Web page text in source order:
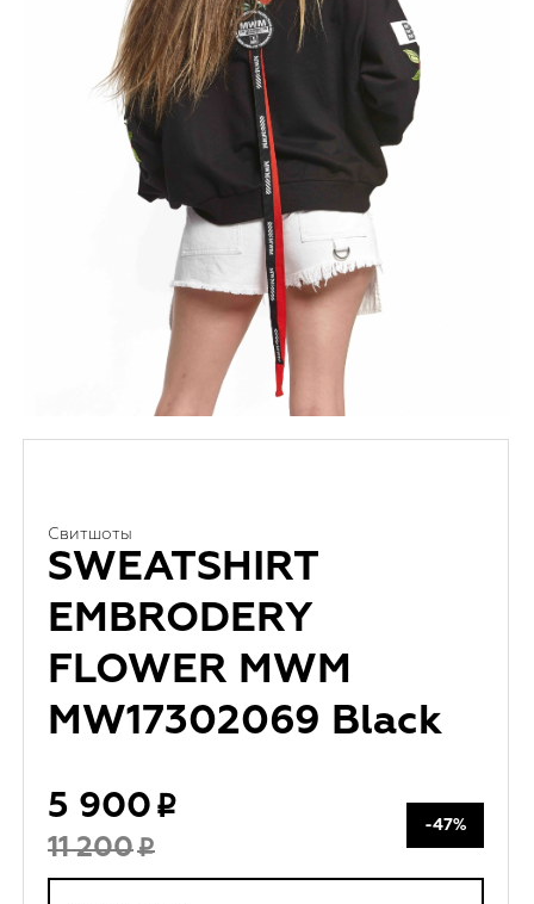
Свитшоты
SWEATSHIRT
EMBRODERY
FLOWER MWM
MW17302069 Black
5 900
11 200
-47%